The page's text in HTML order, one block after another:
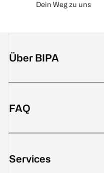
Dein Weg zu uns
Über BIPA
FAQ
Services